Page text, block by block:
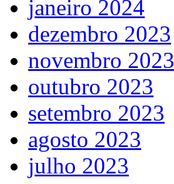
janeiro 2024
dezembro 2023
novembro 2023
outubro 2023
setembro 2023
agosto 2023
julho 2023